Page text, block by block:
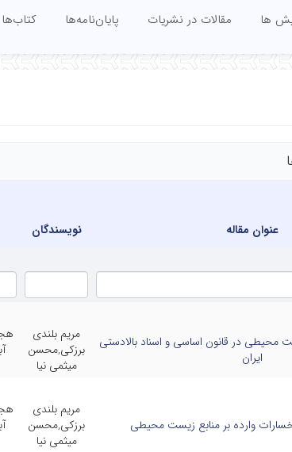
ها مقالات در نشریات پایان‌نامه‌ها کتاب‌ها
عنوان مقاله نویسندگان
محیطی در قانون اساسی و اسناد بالادستی
ایران
مریم بلندی
برزکی,محسن
میثمی نیا
وارده بر منابع زیست محیطی
مریم بلندی
برزکی,محسن
میثمی نیا